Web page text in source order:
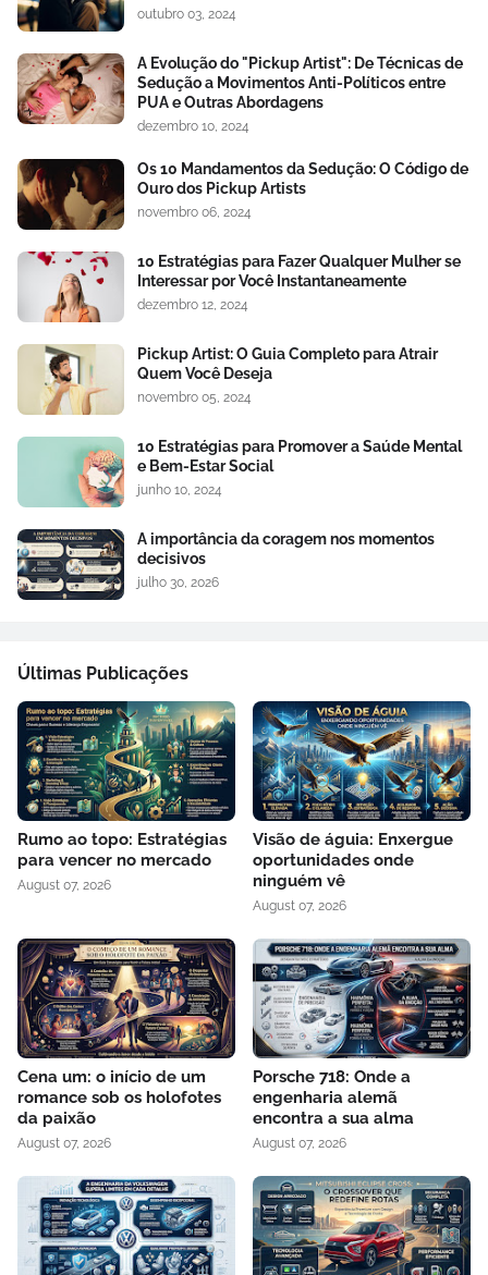
outubro 03, 2024
A Evolução do "Pickup Artist": De Técnicas de
Sedução a Movimentos Anti-Políticos entre
PUA e Outras Abordagens
dezembro 10, 2024
Os 10 Mandamentos da Sedução: O Código de
Ouro dos Pickup Artists
novembro 06, 2024
10 Estratégias para Fazer Qualquer Mulher se
Interessar por Você Instantaneamente
dezembro 12, 2024
Pickup Artist: O Guia Completo para Atrair
Quem Você Deseja
novembro 05, 2024
10 Estratégias para Promover a Saúde Mental
e Bem-Estar Social
junho 10, 2024
A importância da coragem nos momentos
decisivos
julho 30, 2026
Últimas Publicações
Rumo ao topo: Estratégias
para vencer no mercado
August 07, 2026
Visão de águia: Enxergue
oportunidades onde
ninguém vê
August 07, 2026
Cena um: o início de um
romance sob os holofotes
da paixão
August 07, 2026
Porsche 718: Onde a
engenharia alemã
encontra a sua alma
August 07, 2026